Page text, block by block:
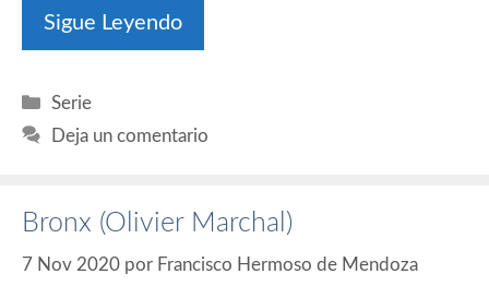
Sigue Leyendo
Categorías
Serie
Deja un comentario
Bronx (Olivier Marchal)
7 Nov 2020 por Francisco Hermoso de Mendoza